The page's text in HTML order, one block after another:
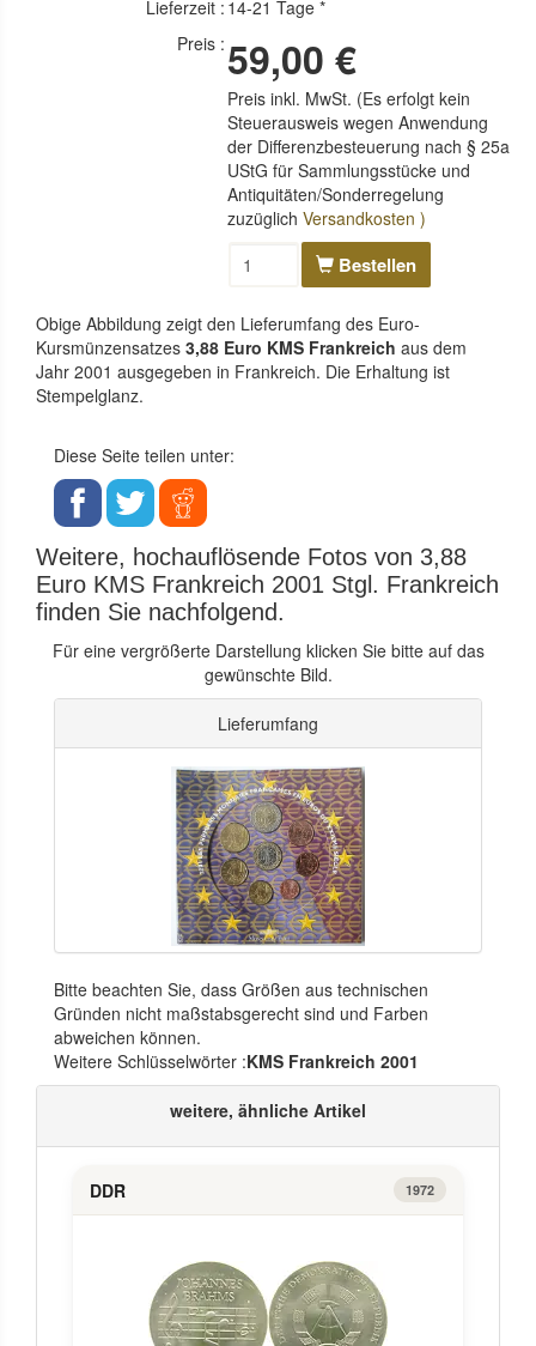
Lieferzeit : 14-21 Tage *
Preis : 59,00 €
Preis inkl. MwSt. (Es erfolgt kein
Steuerausweis wegen Anwendung
der Differenzbesteuerung nach § 25a
UStG für Sammlungsstücke und
Antiquitäten/Sonderregelung
zuzüglichVersandkosten )
Bestellen
Obige Abbildung zeigt den Lieferumfang des Euro-
Kursmünzensatzes 3,88 Euro KMS Frankreich aus dem
Jahr 2001 ausgegeben in Frankreich. Die Erhaltung ist
Stempelglanz.
Diese Seite teilen unter:
Weitere, hochauflösende Fotos von 3,88
Euro KMS Frankreich 2001 Stgl. Frankreich
finden Sie nachfolgend.
Für eine vergrößerte Darstellung klicken Sie bitte auf das
gewünschte Bild.
Lieferumfang
Bitte beachten Sie, dass Größen aus technischen
Gründen nicht maßstabsgerecht sind und Farben
abweichen können.
Weitere Schlüsselwörter :KMS Frankreich 2001
weitere, ähnliche Artikel
DDR 1972